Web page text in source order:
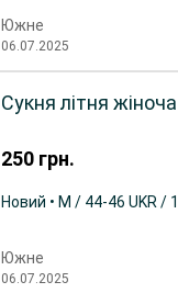
Южне
06.07.2025
250 грн.
Сукня літня
Новий • M / 44-46 UKR /
Южне
06.07.2025